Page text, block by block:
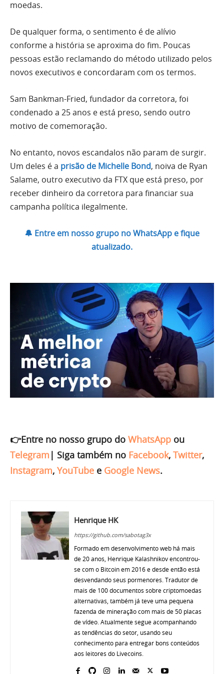
moedas.
De qualquer forma, o sentimento é de alívio
conforme a história se aproxima do fim. Poucas
pessoas estão reclamando do método utilizado pelos
novos executivos e concordaram com os termos.
Sam Bankman-Fried, fundador da corretora, foi
condenado a 25 anos e está preso, sendo outro
motivo de comemoração.
No entanto, novos escandalos não param de surgir.
Um deles é a prisão de Michelle Bond, noiva de Ryan
Salame, outro executivo da FTX que está preso, por
receber dinheiro da corretora para financiar sua
campanha política ilegalmente.
🔔 Entre em nosso grupo no WhatsApp e fique
atualizado.
👉Entre no nosso grupo do WhatsApp ou
Telegram | Siga também no Facebook, Twitter,
Instagram, YouTube e Google News.
Henrique HK
https://github.com/sabotag3x
Formado em desenvolvimento web há mais
de 20 anos, Henrique Kalashnikov encontrou-
se com o Bitcoin em 2016 e desde então está
desvendando seus pormenores. Tradutor de
mais de 100 documentos sobre criptomoedas
alternativas, também já teve uma pequena
fazenda de mineração com mais de 50 placas
de vídeo. Atualmente segue acompanhando
as tendências do setor, usando seu
conhecimento para entregar bons conteúdos
aos leitores do Livecoins.